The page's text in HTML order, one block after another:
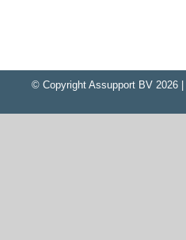
© Copyright Assupport BV 2026 |